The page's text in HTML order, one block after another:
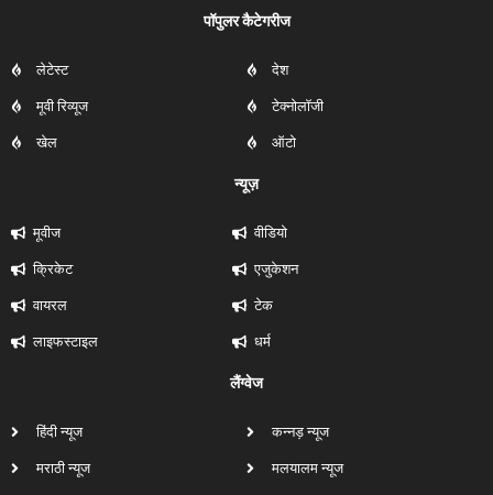
पॉपुलर कैटेगरीज
लेटेस्ट
मूवी रिव्यूज
खेल
देश
टेक्नोलॉजी
ऑटो
न्यूज़
मूवीज
क्रिकेट
वायरल
लाइफस्टाइल
वीडियो
एजुकेशन
टेक
धर्म
लैंग्वेज
हिंदी न्यूज
मराठी न्यूज
कन्नड़ न्यूज
मलयालम न्यूज